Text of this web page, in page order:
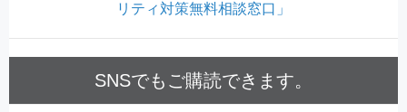
リティ対策無料相談窓口」
SNSでもご購読できます。